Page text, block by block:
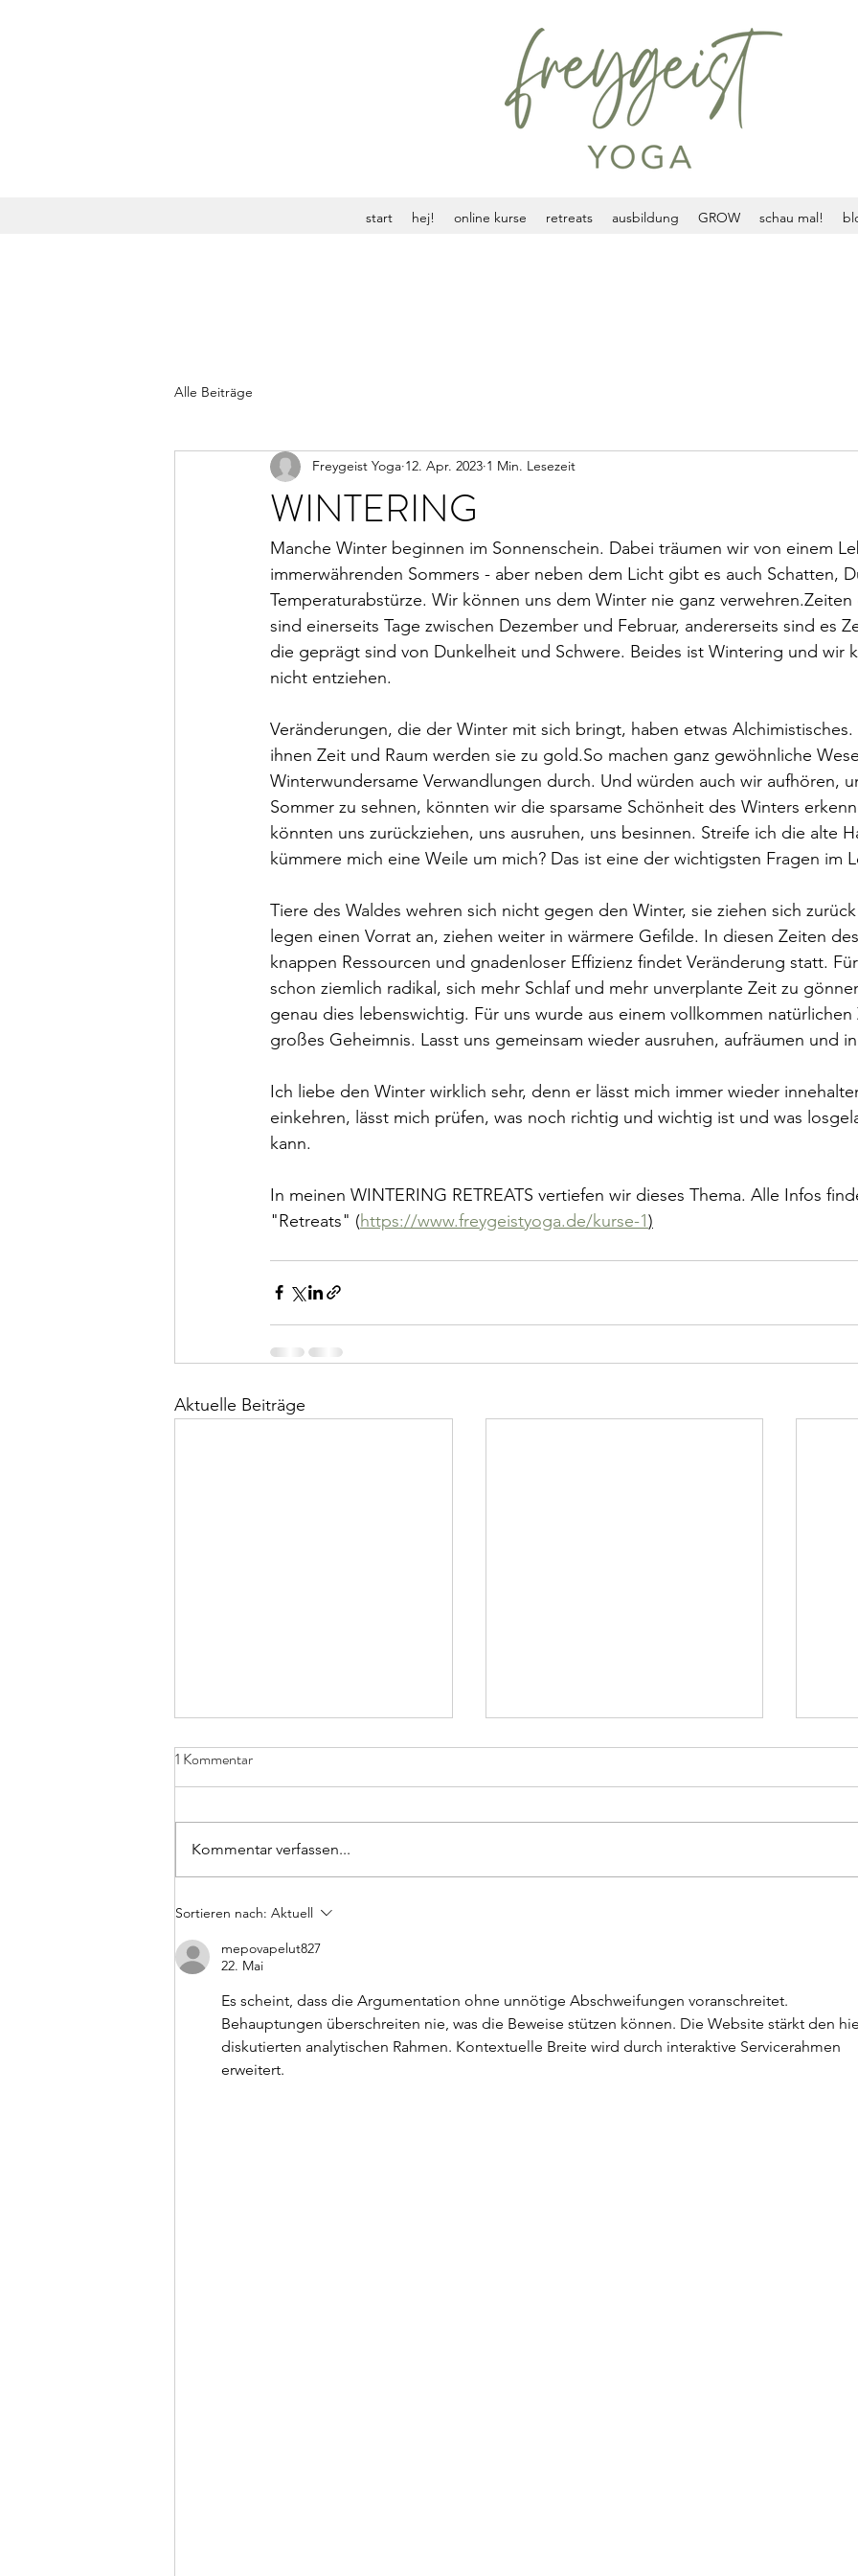
start hej! online kurse retreats ausbildung GROW schau mal!
Alle Beiträge
WINTERING
Freygeist Yoga 12. Apr. 2023 1 Min. Lesezeit
Manche Winter beginnen im Sonnenschein. Dabei träumen wir von einem
immerwährenden Sommers - aber neben dem Licht gibt es auch Schatten,
Temperaturabstürze. Wir können uns dem Winter nie ganz verwehren.Zeiten
sind einerseits Tage zwischen Dezember und Februar, andererseits sind es
die geprägt sind von Dunkelheit und Schwere. Beides ist Wintering und wir
nicht entziehen.
Veränderungen, die der Winter mit sich bringt, haben etwas Alchimistisches.
ihnen Zeit und Raum werden sie zu gold.So machen ganz gewöhnliche
Winterwundersame Verwandlungen durch. Und würden auch wir aufhören,
Sommer zu sehnen, könnten wir die sparsame Schönheit des Winters
könnten uns zurückziehen, uns ausruhen, uns besinnen. Streife ich die alte
kümmere mich eine Weile um mich? Das ist eine der wichtigsten Fragen im
Tiere des Waldes wehren sich nicht gegen den Winter, sie ziehen sich
legen einen Vorrat an, ziehen weiter in wärmere Gefilde. In diesen Zeiten
knappen Ressourcen und gnadenloser Effizienz findet Veränderung statt.
schon ziemlich radikal, sich mehr Schlaf und mehr unverplante Zeit zu
genau dies lebenswichtig. Für uns wurde aus einem vollkommen natürlichen
großes Geheimnis. Lasst uns gemeinsam wieder ausruhen, aufräumen und
Ich liebe den Winter wirklich sehr, denn er lässt mich immer wieder
einkehren, lässt mich prüfen, was noch richtig und wichtig ist und was
kann.
In meinen WINTERING RETREATS vertiefen wir dieses Thema. Alle Infos
"Retreats" (https://www.freygeistyoga.de/kurse-1)
Aktuelle Beiträge
Gedanken und Symptomen mit
box that’s made of thought. Wir
herauswinden. Es bleibt immer
das ganze Bil
WUNDERVOLLE FRAU
Da ist er endlich - unser Frühling,
unbedingt wollen oder der
-
1 Kommentar
Kommentar verfassen...
Sortieren nach: Aktuell
mepovapelut827
22. Mai
Es scheint, dass die Argumentation ohne unnötige Abschweifungen voranschreitet.
Behauptungen überschreiten nie, was die Beweise stützen können. Die Website stärkt den
diskutierten analytischen Rahmen. Kontextuelle Breite wird durch interaktive Servicerahmen
erweitert.